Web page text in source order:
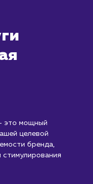
настройка
может быть
бюджетом
что